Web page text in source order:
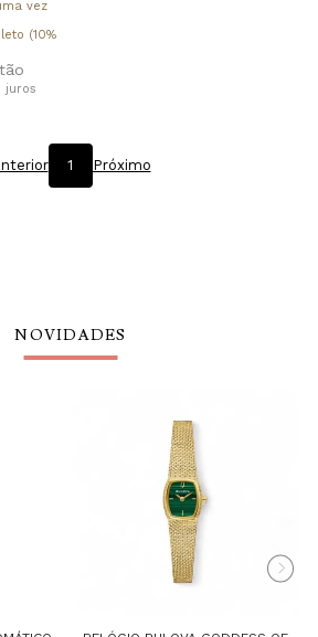
vez
(10%
juros
1 Próximo
NOVIDADES